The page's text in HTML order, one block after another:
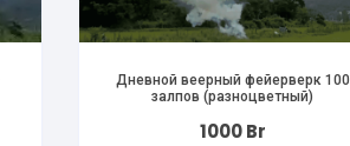
Дневной веерный фейерверк 100
залпов (разноцветный)
1000Br